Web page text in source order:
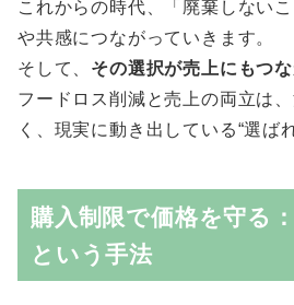
これからの時代、「廃棄しない
や共感につながっていきます。
そして、 その選択が売上にもつな
フードロス削減と売上の両立は
く、現実に動き出している“選ば
購入制限で価格を守る
という手法